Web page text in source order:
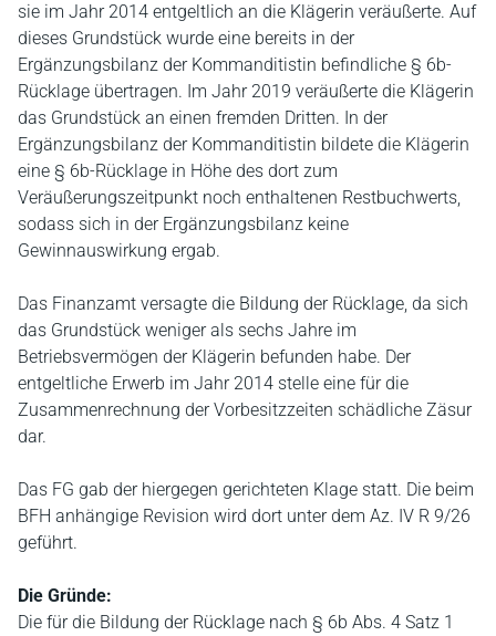
sie im Jahr 2014 entgeltlich an die Klägerin veräußerte. Auf
dieses Grundstück wurde eine bereits in der
Ergänzungsbilanz der Kommanditistin befindliche § 6b-
Rücklage übertragen. Im Jahr 2019 veräußerte die Klägerin
das Grundstück an einen fremden Dritten. In der
Ergänzungsbilanz der Kommanditistin bildete die Klägerin
eine § 6b-Rücklage in Höhe des dort zum
Veräußerungszeitpunkt noch enthaltenen Restbuchwerts,
sodass sich in der Ergänzungsbilanz keine
Gewinnauswirkung ergab.
Das Finanzamt versagte die Bildung der Rücklage, da sich
das Grundstück weniger als sechs Jahre im
Betriebsvermögen der Klägerin befunden habe. Der
entgeltliche Erwerb im Jahr 2014 stelle eine für die
Zusammenrechnung der Vorbesitzzeiten schädliche Zäsur
dar.
Das FG gab der hiergegen gerichteten Klage statt. Die beim
BFH anhängige Revision wird dort unter dem Az. IV R 9/26
geführt.
Die Gründe:
Die für die Bildung der Rücklage nach § 6b Abs. 4 Satz 1